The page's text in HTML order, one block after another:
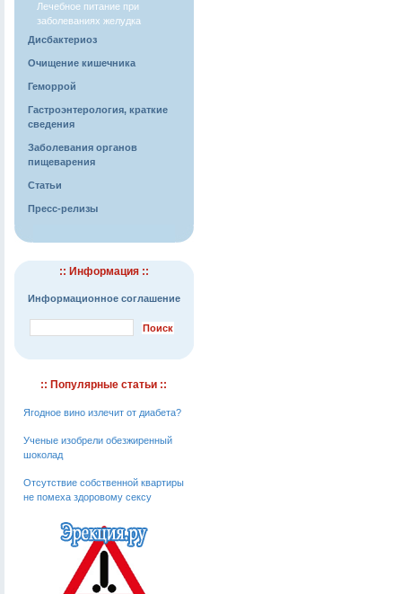
Лечебное питание при
заболеваниях желудка
Дисбактериоз
Очищение кишечника
Геморрой
Гастроэнтерология, краткие
сведения
Заболевания органов
пищеварения
Статьи
Пресс-релизы
:: Информация ::
Информационное соглашение
:: Популярные статьи ::
Ягодное вино излечит от диабета?
Ученые изобрели обезжиренный
шоколад
Отсутствие собственной квартиры
не помеха здоровому сексу